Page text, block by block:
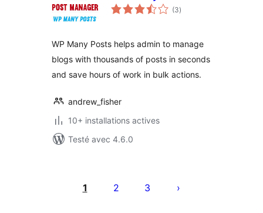
(3notes
en
)
WP Many Posts helps admin to manage
blogs with thousands of posts in seconds
and save hours of work in bulk actions.
andrew_fisher
10+ installations actives
Testé avec 4.6.0
1 2 3